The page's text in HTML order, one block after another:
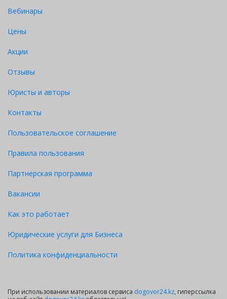
Вебинары
Цены
Акции
Отзывы
Юристы и авторы
Контакты
Пользовательское соглашение
Правила пользования
Партнерская программа
Вакансии
Как это работает
Юридические услуги для Бизнеса
Политика конфиденциальности
При использовании материалов сервиса dogovor24.kz, гиперссылка